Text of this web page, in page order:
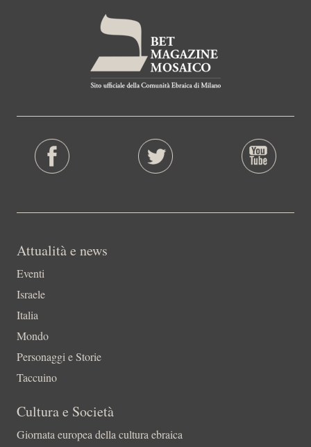
Attualità e news
Eventi
Israele
Italia
Mondo
Personaggi e Storie
Taccuino
Cultura e Società
Giornata europea della cultura ebraica